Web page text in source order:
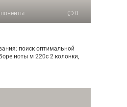
0
поиск оптимальной
ноты м 220с 2 колонки,